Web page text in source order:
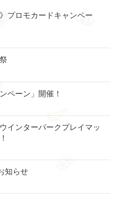
プロモカードキャンペー
ペーン」開催！
インターパークプレイマッ
知らせ